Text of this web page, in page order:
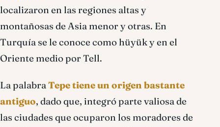
localizaron en las regiones altas y
montañosas de Asia menor y otras. En
Turquía se le conoce como hüyük y en el
Oriente medio por Tell.
La palabraTepe tiene un origen bastante
antiguo, dado que, integró parte valiosa de
las ciudades que ocuparon los moradores de